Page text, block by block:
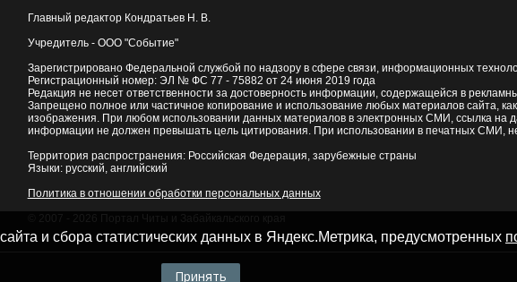
Главный редактор Кондратьев Н. В.
Учредитель - ООО "Событие"
Зарегистрировано Федеральной службой по надзору в сфере связи, информационных
Регистрационный номер: ЭЛ № ФС 77 - 75882 от 24 июня 2019 года
Редакция не несет ответственности за достоверность информации, содержащейся в
Запрещено полное или частичное копирование и использование любых материалов сайта,
изображения. При любом использовании данных материалов в электронных СМИ, ссылка на
информации не должен превышать цель цитирования. При использовании в печатных СМИ,
Территория распространения: Российская Федерация, зарубежные страны
Языки: русский, английский
Политика в отношении обработки персональных данных
и сбора статистических данных в Яндекс.Метрика, предусмотренных
Принять